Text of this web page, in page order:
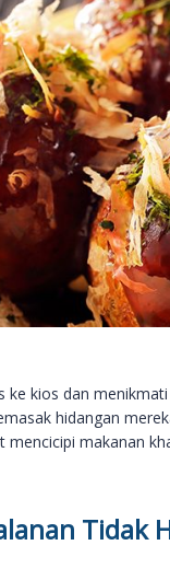
ke kios dan
hidangan
mencicipi makanan
Tidak